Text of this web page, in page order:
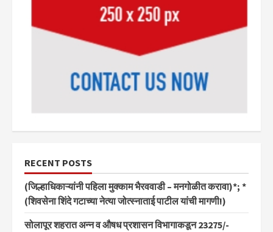
RECENT POSTS
(जिल्हाधिकाऱ्यांनी पहिला मुक्काम भैरववाडी – मनगोळीत करावा)*; *
(शिवसेना शिंदे गटाच्या नेत्या जोत्स्नाताई पाटील यांची मागणी!)
सोलापूर शहरात अन्न व औषध प्रशासन विभागाकडून 23275/-